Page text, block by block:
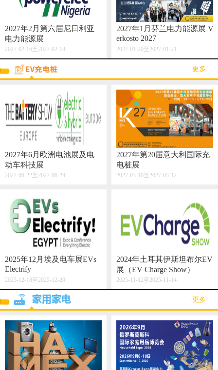
2027年2月第六届尼日利亚
电力能源展
2027-02-16至2027-02-18
2027年1月芬兰电力能源展 V
erkosto 2027
2027-01-20至2027-01-21
·更多·
2027年6月欧洲电池展及电
动车科技展
2027-06-22至2027-06-24
2027年第20届意大利国际充
电桩展
2027-03-10至2027-03-12
2025年12月埃及电车展EVs
Electrify
2025-12-18至2025-12-20
2024年土耳其伊斯坦布尔EV
展（EV Charge Show）
2025-11-12至2025-11-14
·更多·